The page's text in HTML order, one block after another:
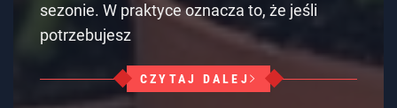
sezonie. W praktyce oznacza to, że jeśli
potrzebujesz
CZYTAJ DALEJ